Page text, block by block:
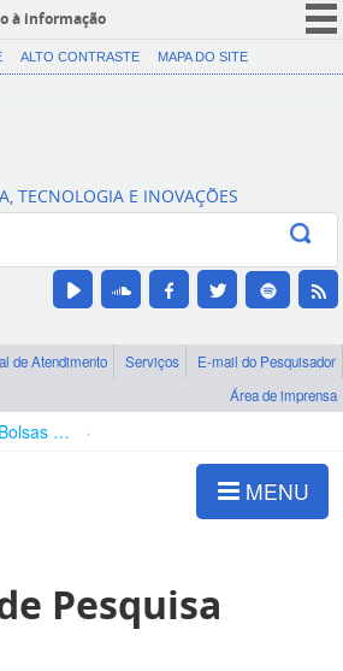
à informação
CORONAVÍRUS (COVID-19)
Canais
ALTO CONTRASTE MAPA DO SITE
TECNOLOGIA E INOVAÇÕES
de Atendimento Serviços
E-mail do Pesquisador
Área de imprensa
Bolsas e Auxílios Vigentes
MENU
Pesquisa